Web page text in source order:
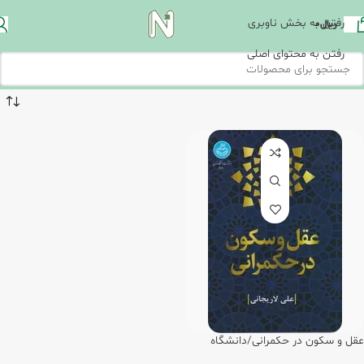
رفتن به بخش ناوبری
رفتن به محتوای اصلی
ریال0
عقل و سکون در حکمرانی/دانشگاه